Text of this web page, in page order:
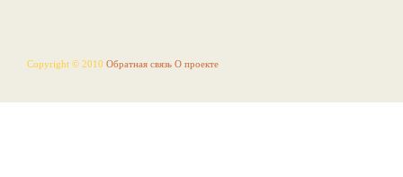
Copyright © 2010 Обратная связь О проекте